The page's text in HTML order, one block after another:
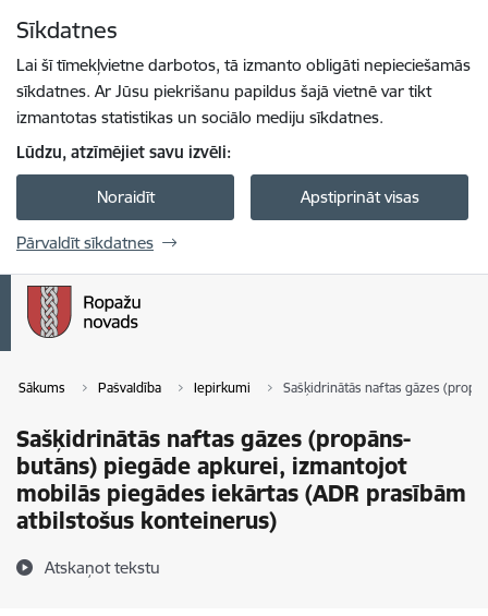
Sīkdatnes
Lai šī tīmekļvietne darbotos, tā izmanto obligāti nepieciešamās
sīkdatnes. Ar Jūsu piekrišanu papildus šajā vietnē var tikt
izmantotas statistikas un sociālo mediju sīkdatnes.
Lūdzu, atzīmējiet savu izvēli:
Noraidīt Apstiprināt visas
Pārvaldīt sīkdatnes
Sākums Pašvaldība Iepirkumi Sašķidrinātās naftas gāzes
Sašķidrinātās naftas gāzes (propāns-
butāns) piegāde apkurei, izmantojot
mobilās piegādes iekārtas (ADR prasībām
atbilstošus konteinerus)
Atskaņot tekstu